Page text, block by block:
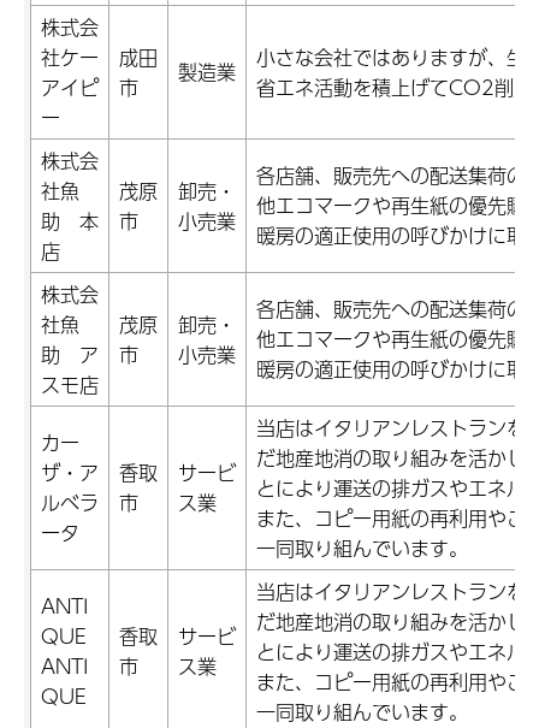
株式会
社ケー
アイピ
ー
成田
市
製造業
小さな会社ではありますが、生
省エネ活動を積上げてCO2削
株式会
社魚
助 本
店
茂原
市
卸売・
小売業
各店舗、販売先への配送集荷の
他エコマークや再生紙の優先購
暖房の適正使用の呼びかけに取
株式会
社魚
助 ア
スモ店
茂原
市
卸売・
小売業
各店舗、販売先への配送集荷の
他エコマークや再生紙の優先購
暖房の適正使用の呼びかけに取
カー
ザ・ア
ルベラ
ータ
香取
市
サービ
ス業
当店はイタリアンレストランを
だ地産地消の取り組みを活かし
とにより運送の排ガスやエネル
また、コピー用紙の再利用やこ
一同取り組んでいます。
ANTI
QUE
ANTI
QUE
香取
市
サービ
ス業
当店はイタリアンレストランを
だ地産地消の取り組みを活かし
とにより運送の排ガスやエネル
また、コピー用紙の再利用やこ
一同取り組んでいます。